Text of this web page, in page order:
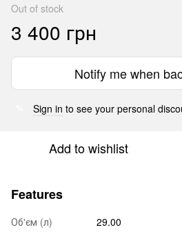
Out of stock
3 400 грн
Notify me when
Sign in to see your personal
Add to wishlist
Features
Об'єм (л) 29.00